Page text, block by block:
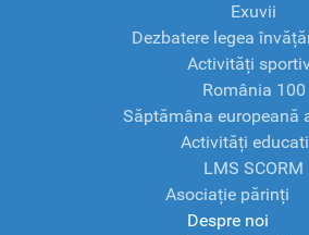
Exuvii
Dezbatere legea
Activități
România 100
Săptămâna europeană
Activități
LMS SCORM
Asociație părinți
Despre noi